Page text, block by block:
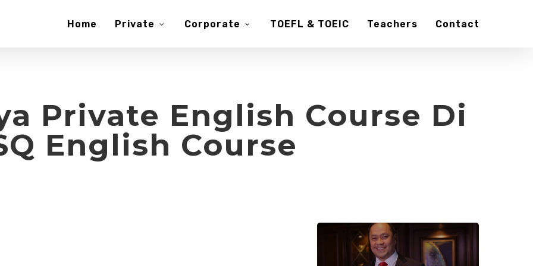
Home Private Corporate TOEFL & TOEIC Teachers Contact
Private English Course Di
English Course